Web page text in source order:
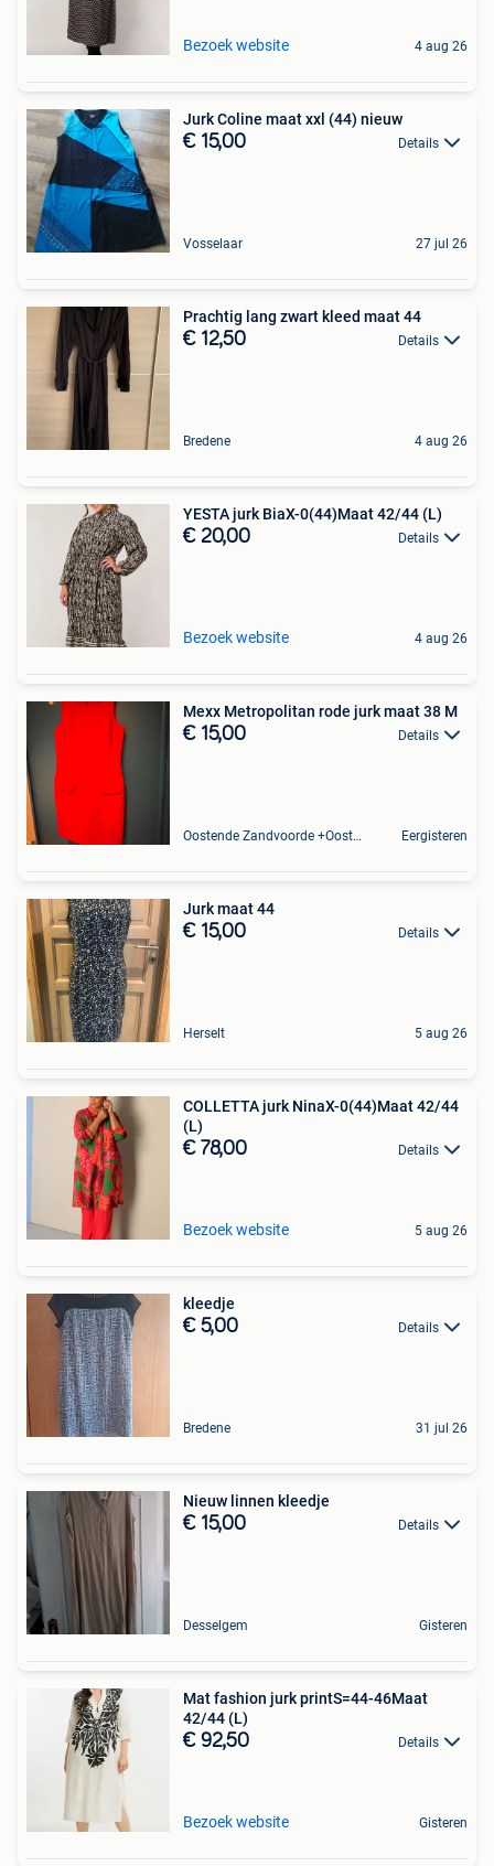
Bezoek website 4 aug 26
Jurk Coline maat xxl (44) nieuw
€ 15,00 Details
Vosselaar 27 jul 26
Prachtig lang zwart kleed maat 44
€ 12,50 Details
Bredene 4 aug 26
YESTA jurk BiaX-0(44)Maat 42/44 (L)
€ 20,00 Details
Bezoek website 4 aug 26
Mexx Metropolitan rode jurk maat 38 M
€ 15,00 Details
Oostende Zandvoorde +Oostende Eergisteren
Jurk maat 44
€ 15,00 Details
Herselt 5 aug 26
COLLETTA jurk NinaX-0(44)Maat 42/44
(L)
€ 78,00 Details
Bezoek website 5 aug 26
kleedje
€ 5,00 Details
Bredene 31 jul 26
Nieuw linnen kleedje
€ 15,00 Details
Desselgem Gisteren
Mat fashion jurk printS=44-46Maat
42/44 (L)
€ 92,50 Details
Bezoek website Gisteren